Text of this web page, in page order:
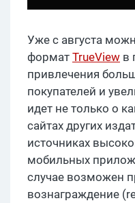
Уже с августа
формат TrueView в
привлечения
покупателей и
идет не только о
сайтах других
источниках
мобильных
случае возможен
вознаграждение